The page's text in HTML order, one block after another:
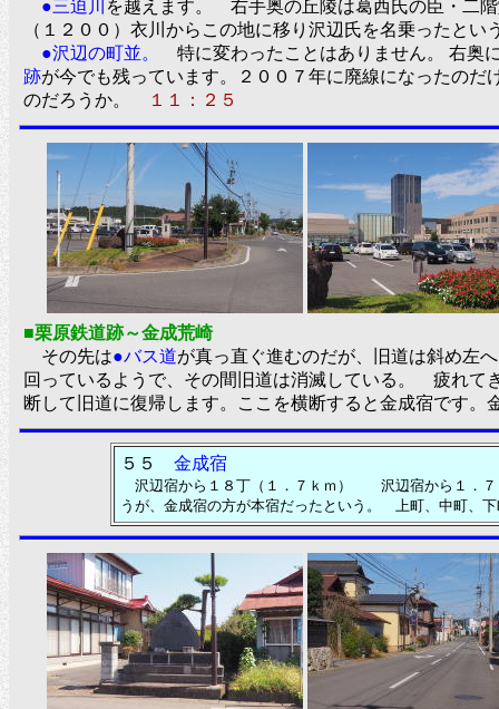
●三迫川
を越えます。 右手奥の丘陵は葛西氏の臣・二
（１２００）衣川からこの地に移り沢辺氏を名乗ったとい
●沢辺の町並。
特に変わったことはありません。 右奥
跡が今でも残っています。２００７年に廃線になったの
のだろうか。
１１：２５
■栗原鉄道跡～金成荒崎
その先は●バス道が真っ直ぐ進むのだが、旧道は斜め左へ
回っているようで、その間旧道は消滅している。 疲れ
断して旧道に復帰します。ここを横断すると金成宿です
５５ 金成宿
沢辺宿から１８丁（１．７ｋｍ） 沢辺宿から１．７
うが、金成宿の方が本宿だったという。 上町、中町、